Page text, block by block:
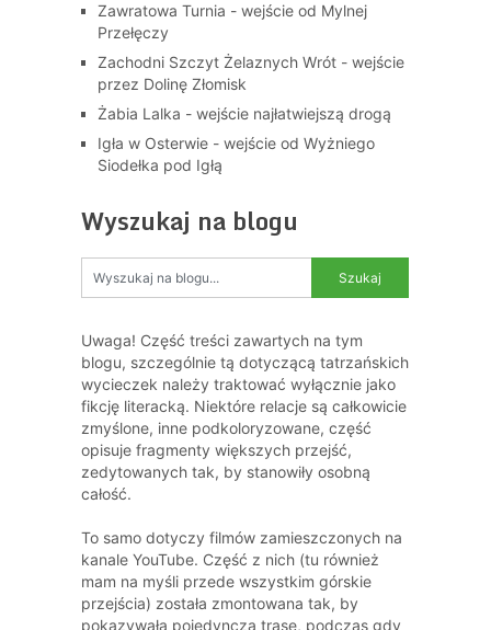
Zawratowa Turnia - wejście od Mylnej
Przełęczy
Zachodni Szczyt Żelaznych Wrót - wejście
przez Dolinę Złomisk
Żabia Lalka - wejście najłatwiejszą drogą
Igła w Osterwie - wejście od Wyżniego
Siodełka pod Igłą
Wyszukaj na blogu
Uwaga! Część treści zawartych na tym
blogu, szczególnie tą dotyczącą tatrzańskich
wycieczek należy traktować wyłącznie jako
fikcję literacką. Niektóre relacje są całkowicie
zmyślone, inne podkoloryzowane, część
opisuje fragmenty większych przejść,
zedytowanych tak, by stanowiły osobną
całość.
To samo dotyczy filmów zamieszczonych na
kanale YouTube. Część z nich (tu również
mam na myśli przede wszystkim górskie
przejścia) została zmontowana tak, by
pokazywała pojedynczą trasę, podczas gdy